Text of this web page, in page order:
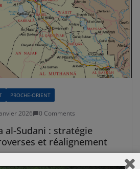
PROCHE-ORIENT
2026 0 Comments
al-Sudani : stratégie
et réalignement